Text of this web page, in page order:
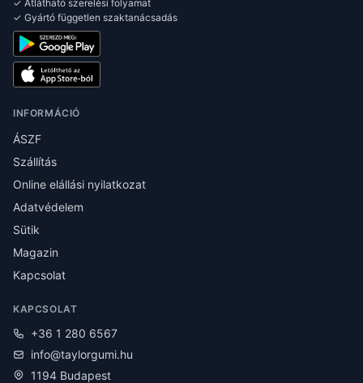
✓ Átlátható szerelési folyamat
✓ Gyártó független szaktanácsadás
INFORMÁCIÓ
ÁSZF
Szállítás
Online elállási nyilatkozat
Adatvédelem
Sütik
Magazin
Kapcsolat
KAPCSOLAT
+36 1 280 6567
info@taylorgumi.hu
1194 Budapest